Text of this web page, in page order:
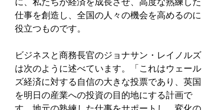
仕事を創造し、全国の人々の機会を高めるのに
役立つものです。
ビジネスと商務長官のジョナサン・レイノルズ
は次のように述べています。「これはウェール
ズ経済に対する自信の大きな投票であり、英国
を明日の産業への投資の目的地にする計画で